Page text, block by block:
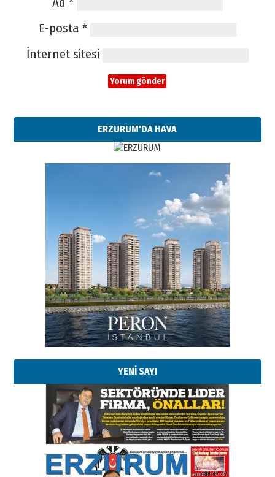
E-posta *
İnternet sitesi
ERZURUM'DA HAVA
YENİ SAYI